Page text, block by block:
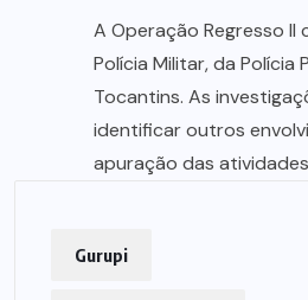
A Operação Regresso
Polícia Militar, da Polícia
Tocantins. As
identificar outros
apuração das
Gurupi